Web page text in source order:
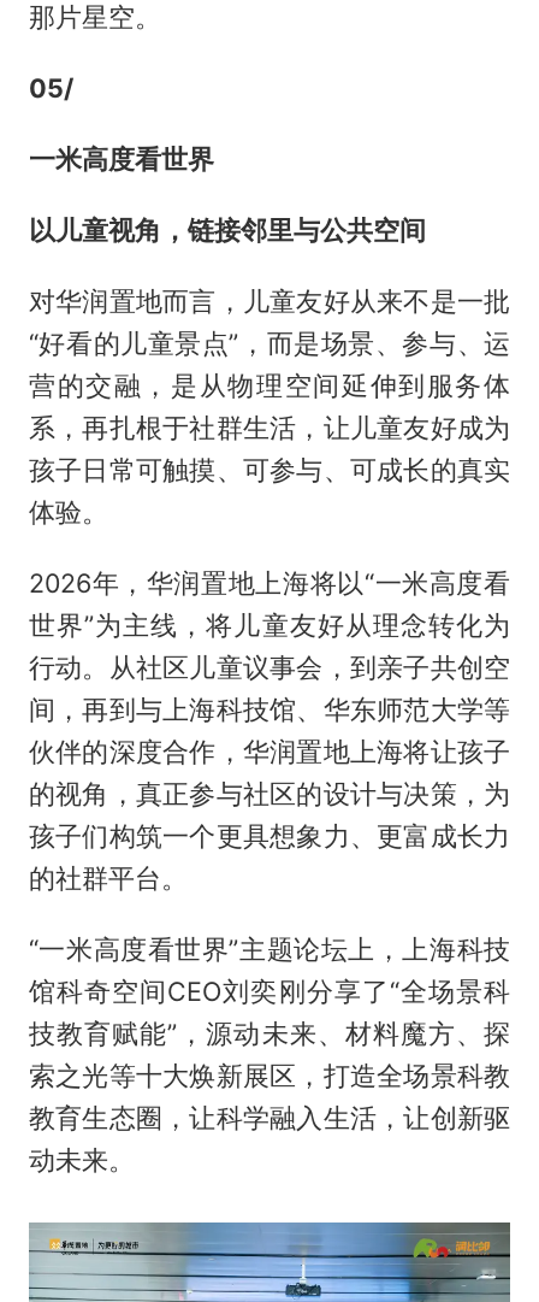
那片星空。
05/
一米高度看世界
以儿童视角，链接邻里与公共空间
对华润置地而言，儿童友好从来不是一批
“好看的儿童景点”，而是场景、参与、运
营的交融，是从物理空间延伸到服务体
系，再扎根于社群生活，让儿童友好成为
孩子日常可触摸、可参与、可成长的真实
体验。
2026年，华润置地上海将以“一米高度看
世界”为主线，将儿童友好从理念转化为
行动。从社区儿童议事会，到亲子共创空
间，再到与上海科技馆、华东师范大学等
伙伴的深度合作，华润置地上海将让孩子
的视角，真正参与社区的设计与决策，为
孩子们构筑一个更具想象力、更富成长力
的社群平台。
“一米高度看世界”主题论坛上，上海科技
馆科奇空间CEO刘奕刚分享了“全场景科
技教育赋能”，源动未来、材料魔方、探
索之光等十大焕新展区，打造全场景科教
教育生态圈，让科学融入生活，让创新驱
动未来。